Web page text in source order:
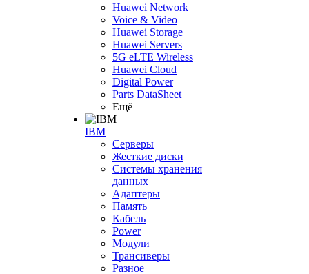
Huawei Network
Voice & Video
Huawei Storage
Huawei Servers
5G eLTE Wireless
Huawei Cloud
Digital Power
Parts DataSheet
Ещё
IBM
Серверы
Жесткие диски
Системы хранения
данных
Адаптеры
Память
Кабель
Power
Модули
Трансиверы
Разное